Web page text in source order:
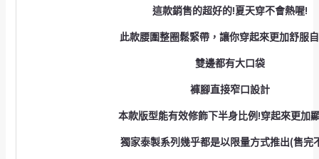
這款銷售的超好的!夏天穿不會熱喔!
此款腰圍整圈鬆緊帶，讓你穿起來更加舒服
雙邊都有大口袋
褲腳直接窄口設計
本款版型能有效修飾下半身比例!穿起來更加
獨家泰製系列幾乎都是以限量方式推出(售完